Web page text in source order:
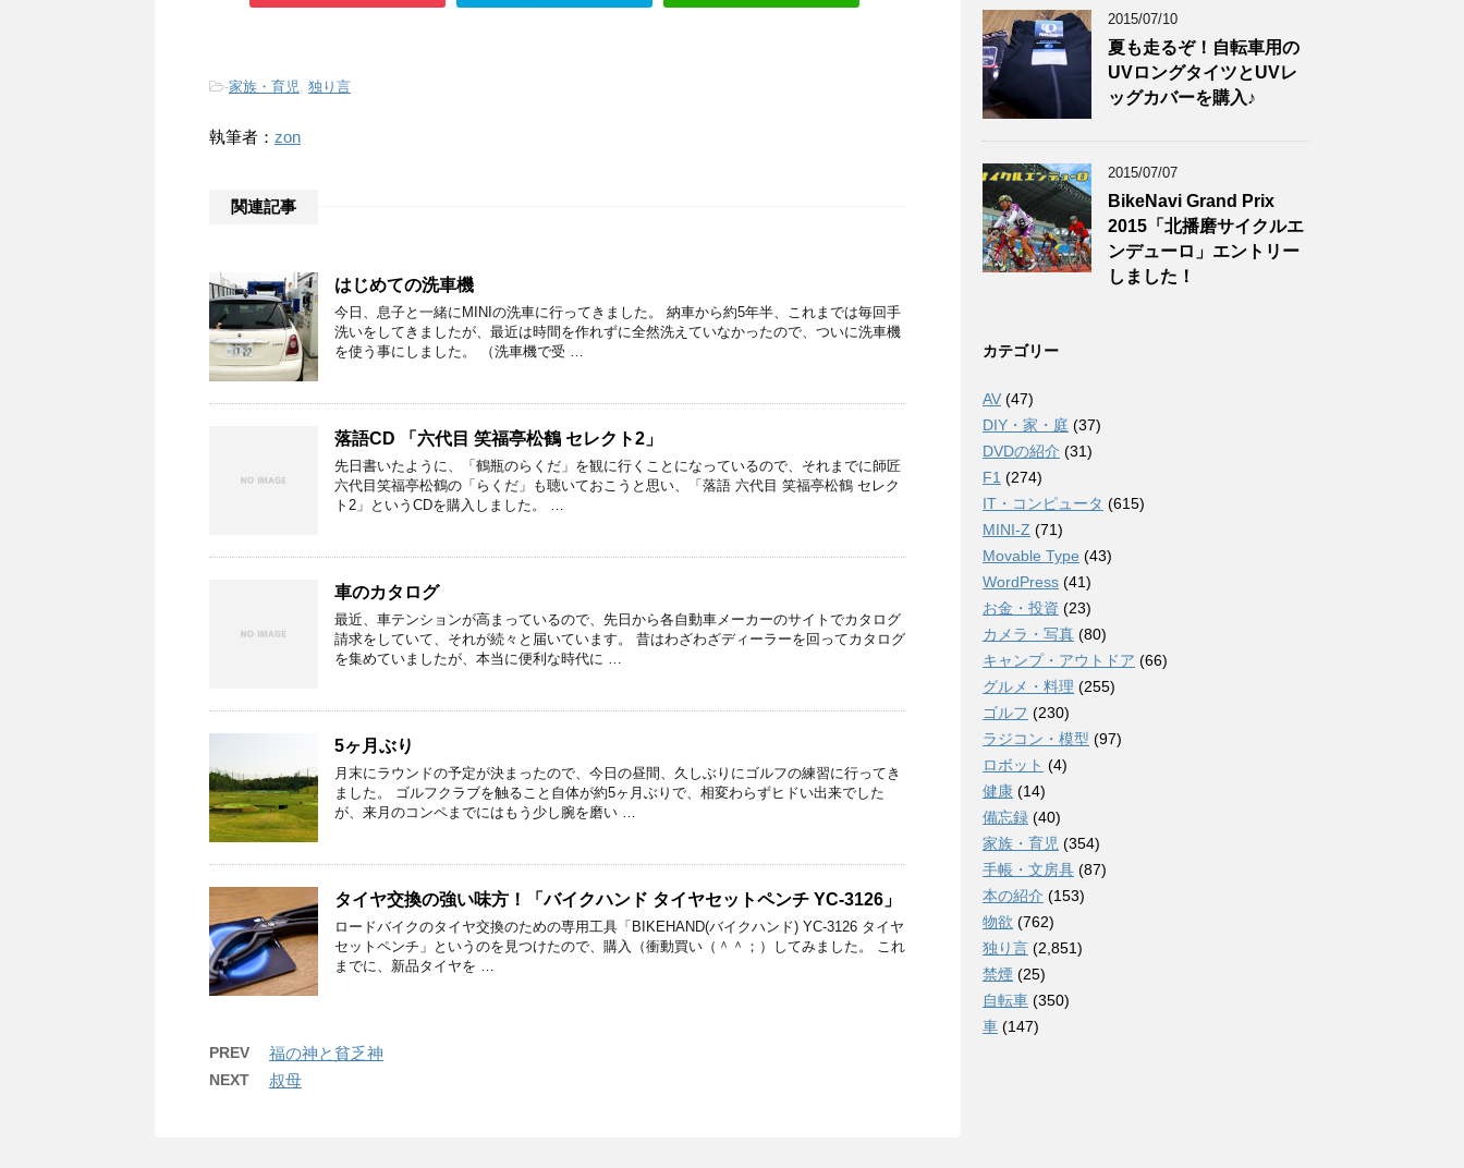
-家族・育児, 独り言
執筆者： zon
関連記事
はじめての洗車機
今日、息子と一緒にMINIの洗車に行ってきました。 納車から約5年半、これまでは毎回手
洗いをしてきましたが、最近は時間を作れずに全然洗えていなかったので、ついに洗車機
を使う事にしました。 （洗車機で受 …
落語CD 「六代目 笑福亭松鶴 セレクト2」
先日書いたように、「鶴瓶のらくだ」を観に行くことになっているので、それまでに師匠
六代目笑福亭松鶴の「らくだ」も聴いておこうと思い、「落語 六代目 笑福亭松鶴 セレク
ト2」というCDを購入しました。 …
車のカタログ
最近、車テンションが高まっているので、先日から各自動車メーカーのサイトでカタログ
請求をしていて、それが続々と届いています。 昔はわざわざディーラーを回ってカタログ
を集めていましたが、本当に便利な時代に …
5ヶ月ぶり
月末にラウンドの予定が決まったので、今日の昼間、久しぶりにゴルフの練習に行ってき
ました。 ゴルフクラブを触ること自体が約5ヶ月ぶりで、相変わらずヒドい出来でした
が、来月のコンペまでにはもう少し腕を磨い …
タイヤ交換の強い味方！「バイクハンド タイヤセットペンチ YC-3126」
ロードバイクのタイヤ交換のための専用工具「BIKEHAND(バイクハンド) YC-3126 タイヤ
セットペンチ」というのを見つけたので、購入（衝動買い（＾＾；）してみました。 これ
までに、新品タイヤを …
PREV 福の神と貧乏神
NEXT 叔母
2015/07/10
夏も走るぞ！自転車用の
UVロングタイツとUVレ
ッグカバーを購入♪
2015/07/07
BikeNavi Grand Prix
2015「北播磨サイクルエ
ンデューロ」エントリー
しました！
カテゴリー
AV (47)
DIY・家・庭 (37)
DVDの紹介 (31)
F1 (274)
IT・コンピュータ (615)
MINI-Z (71)
Movable Type (43)
WordPress (41)
お金・投資 (23)
カメラ・写真 (80)
キャンプ・アウトドア (66)
グルメ・料理 (255)
ゴルフ (230)
ラジコン・模型 (97)
ロボット (4)
健康 (14)
備忘録 (40)
家族・育児 (354)
手帳・文房具 (87)
本の紹介 (153)
物欲 (762)
独り言 (2,851)
禁煙 (25)
自転車 (350)
車 (147)